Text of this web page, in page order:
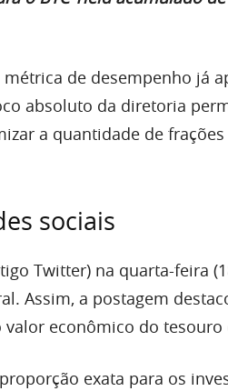
de desempenho já
absoluto da diretoria
a quantidade de
sociais
Twitter) na quarta-feira
Assim, a postagem
econômico do
exata para os